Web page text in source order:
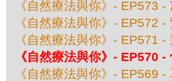
《自然療法與你》- EP573
《自然療法與你》- EP572
《自然療法與你》- EP571
《自然療法與你》- EP570
《自然療法與你》- EP569